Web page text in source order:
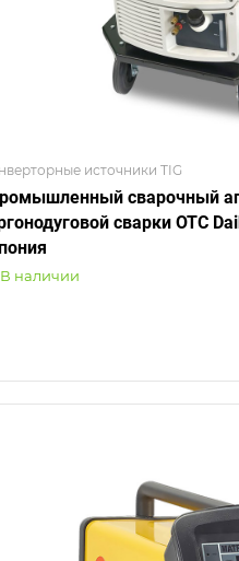
источники TIG
сварочный
сварки OTC
В наличии